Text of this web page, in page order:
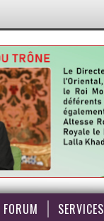
FORUM SERVICES